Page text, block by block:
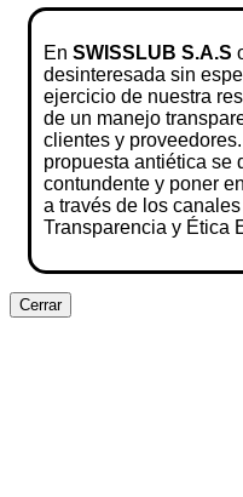
En SWISSLUB S.A.S
desinteresada sin
ejercicio de nuestra
de un manejo
clientes y
propuesta antiética se
contundente y poner
a través de los
Transparencia y Ética
Cerrar